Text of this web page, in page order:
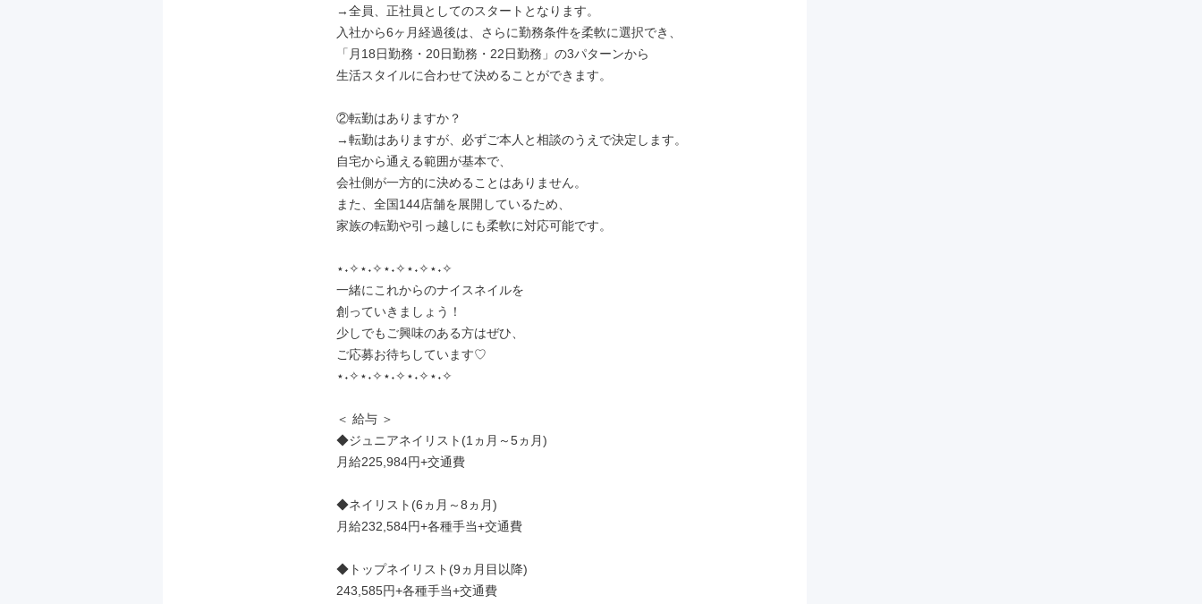
→全員、正社員としてのスタートとなります。
入社から6ヶ月経過後は、さらに勤務条件を柔軟に選択でき、
「月18日勤務・20日勤務・22日勤務」の3パターンから
生活スタイルに合わせて決めることができます。
②転勤はありますか？
→転勤はありますが、必ずご本人と相談のうえで決定します。
自宅から通える範囲が基本で、
会社側が一方的に決めることはありません。
また、全国144店舗を展開しているため、
家族の転勤や引っ越しにも柔軟に対応可能です。
⋆˖✧⋆˖✧⋆˖✧⋆˖✧⋆˖✧
一緒にこれからのナイスネイルを
創っていきましょう！
少しでもご興味のある方はぜひ、
ご応募お待ちしています♡
⋆˖✧⋆˖✧⋆˖✧⋆˖✧⋆˖✧
＜ 給与 ＞
◆ジュニアネイリスト(1ヵ月～5ヵ月)
月給225,984円+交通費
◆ネイリスト(6ヵ月～8ヵ月)
月給232,584円+各種手当+交通費
◆トップネイリスト(9ヵ月目以降)
243,585円+各種手当+交通費